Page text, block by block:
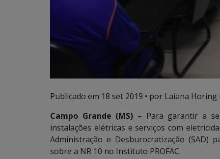
Publicado em 18 set 2019 • por Laiana Horing
Campo Grande (MS) – Para garantir a
instalações elétricas e serviços com
Administração e Desburocratização (SAD)
sobre a NR 10 no Instituto PROFAC.